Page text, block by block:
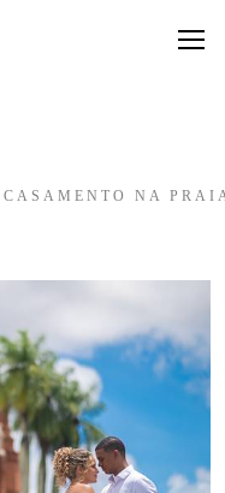
CASAMENTO NA